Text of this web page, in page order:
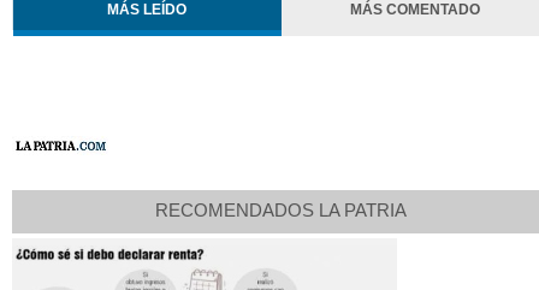
MÁS LEÍDO MÁS COMENTADO
RECOMENDADOS LA PATRIA